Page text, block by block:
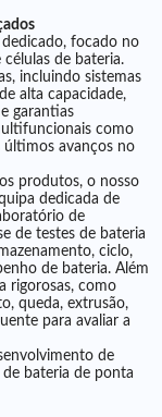
focado no
de bateria.
incluindo sistemas
alta capacidade,
garantias
como
últimos avanços no
produtos, o nosso
dedicada de
de
de testes de bateria
ciclo,
de bateria. Além
rigorosas, como
queda, extrusão,
para avaliar a
de
bateria de ponta